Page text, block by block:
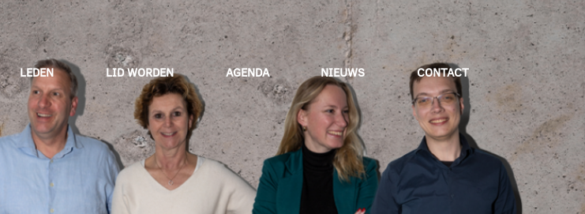
LEDEN LID WORDEN AGENDA NIEUWS CONTACT